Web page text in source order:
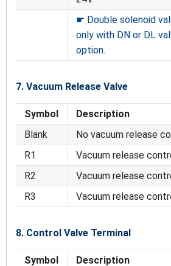
☛ Double solenoid
only with DN or DL
option.
7. Vacuum Release Valve
Symbol
Description
Blank
No vacuum release
R1
Vacuum release
R2
Vacuum release
R3
Vacuum release
8. Control Valve Terminal
Symbol
Description